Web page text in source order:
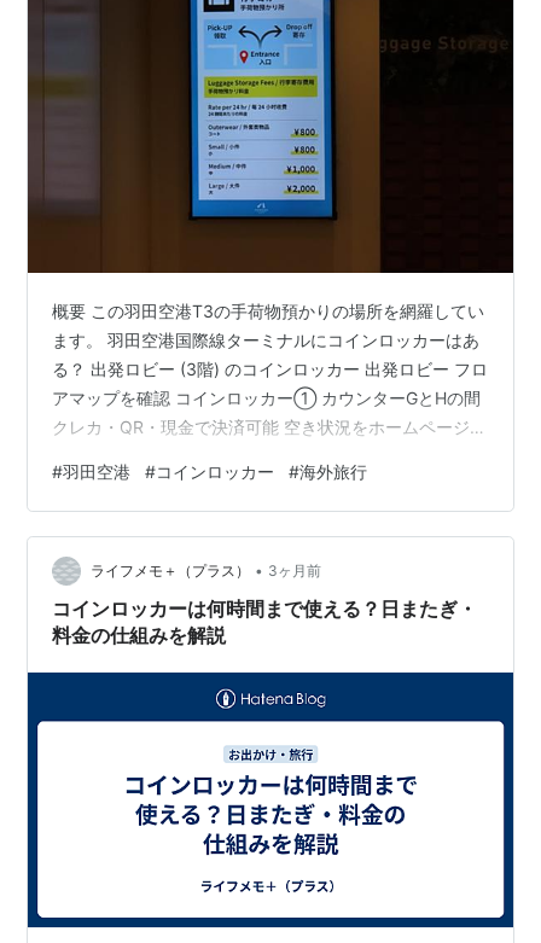
概要 この羽田空港T3の手荷物預かりの場所を網羅してい
ます。 羽田空港国際線ターミナルにコインロッカーはあ
る？ 出発ロビー (3階) のコインロッカー 出発ロビー フロ
アマップを確認 コインロッカー① カウンターGとHの間
クレカ・QR・現金で決済可能 空き状況をホームページか
大サイズあり 到着ロビー (2階) のコインロッカー コイン
ロッカー④ ヤマト運輸・国内線乗り継ぎゾーン付近 手
荷物一時預かり所はどこにある？ 2階到着ロビー タリー
ズ付近 制限エリアにコインロッカーはある？ 羽田空港第
三ターミナル コインロッカー まとめ 羽田空港国…
#羽田空港 #コインロッカー #海外旅行
ライフメモ＋（プラス） • 3ヶ月前
コインロッカーは何時間まで使える？日またぎ・
料金の仕組みを解説